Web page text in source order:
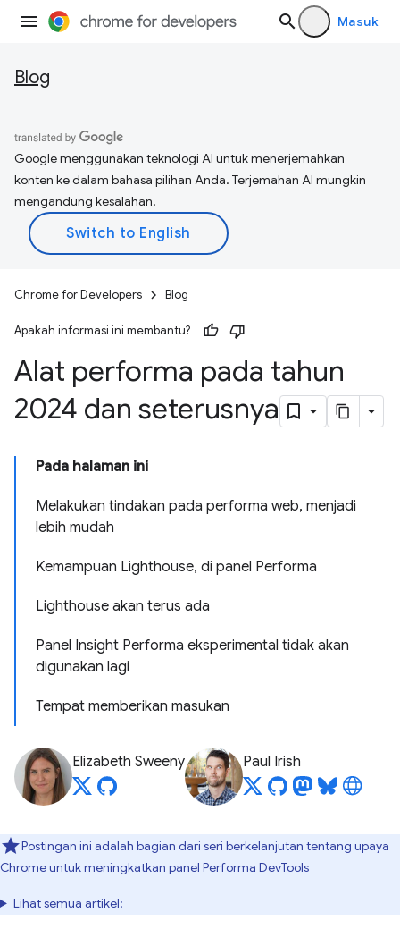
Masuk
Blog
Google menggunakan teknologi AI untuk menerjemahkan
konten ke dalam bahasa pilihan Anda. Terjemahan AI mungkin
mengandung kesalahan.
Chrome for Developers Blog
Apakah informasi ini membantu?
Alat performa pada tahun
2024 dan seterusnya
Pada halaman ini
Melakukan tindakan pada performa web, menjadi
lebih mudah
Kemampuan Lighthouse, di panel Performa
Lighthouse akan terus ada
Panel Insight Performa eksperimental tidak akan
digunakan lagi
Tempat memberikan masukan
Elizabeth Sweeny Paul Irish
Postingan ini adalah bagian dari seri berkelanjutan tentang upaya
Chrome untuk meningkatkan panel Performa DevTools
Lihat semua artikel: